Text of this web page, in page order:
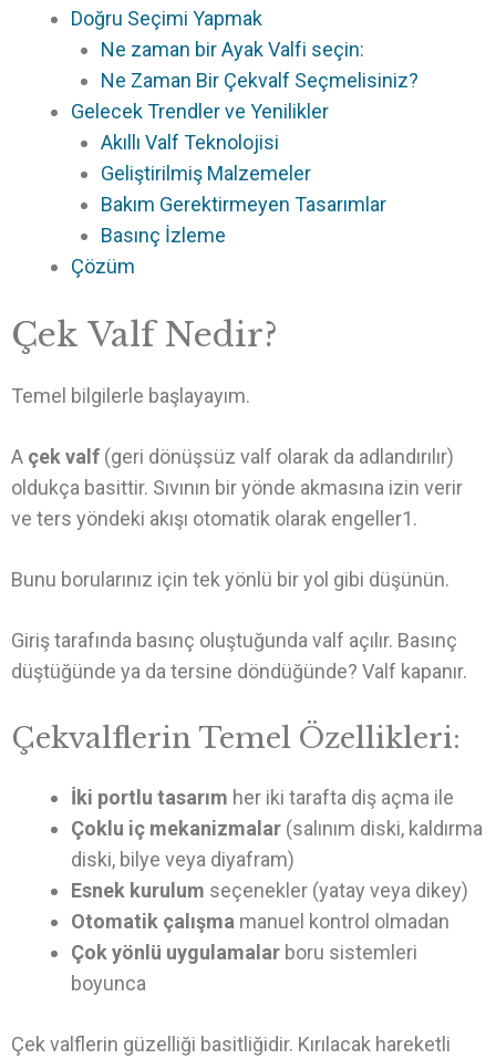
Doğru Seçimi Yapmak
Ne zaman bir Ayak Valfi seçin:
Ne Zaman Bir Çekvalf Seçmelisiniz?
Gelecek Trendler ve Yenilikler
Akıllı Valf Teknolojisi
Geliştirilmiş Malzemeler
Bakım Gerektirmeyen Tasarımlar
Basınç İzleme
Çözüm
Çek Valf Nedir?
Temel bilgilerle başlayayım.
A çek valf (geri dönüşsüz valf olarak da adlandırılır)
oldukça basittir. Sıvının bir yönde akmasına izin verir
ve ters yöndeki akışı otomatik olarak engeller1.
Bunu borularınız için tek yönlü bir yol gibi düşünün.
Giriş tarafında basınç oluştuğunda valf açılır. Basınç
düştüğünde ya da tersine döndüğünde? Valf kapanır.
Çekvalflerin Temel Özellikleri:
İki portlu tasarım her iki tarafta diş açma ile
Çoklu iç mekanizmalar (salınım diski, kaldırma
diski, bilye veya diyafram)
Esnek kurulum seçenekler (yatay veya dikey)
Otomatik çalışma manuel kontrol olmadan
Çok yönlü uygulamalar boru sistemleri
boyunca
Çek valflerin güzelliği basitliğidir. Kırılacak hareketli